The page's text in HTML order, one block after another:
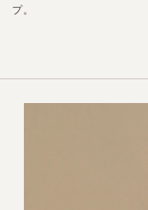
プ。